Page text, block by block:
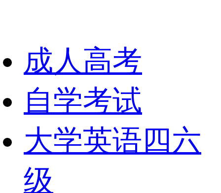
成人高考
自学考试
大学英语四六
级